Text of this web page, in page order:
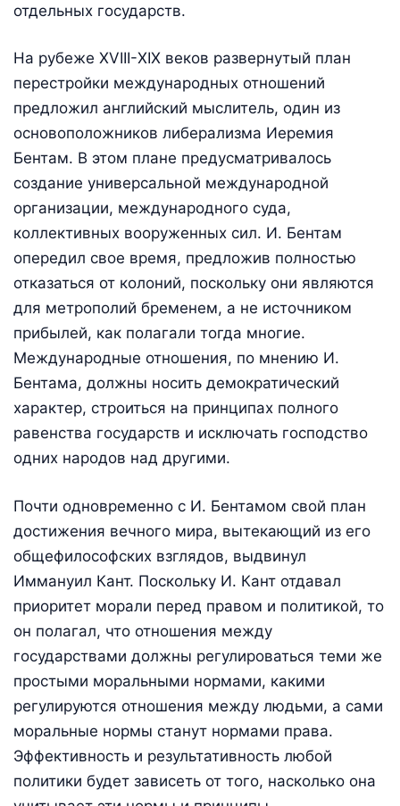
отдельных государств.
На рубеже ХVIII-ХIХ веков развернутый план
перестройки международных отношений
предложил английский мыслитель, один из
основоположников либерализма Иеремия
Бентам. В этом плане предусматривалось
создание универсальной международной
организации, международного суда,
коллективных вооруженных сил. И. Бентам
опередил свое время, предложив полностью
отказаться от колоний, поскольку они являются
для метрополий бременем, а не источником
прибылей, как полагали тогда многие.
Международные отношения, по мнению И.
Бентама, должны носить демократический
характер, строиться на принципах полного
равенства государств и исключать господство
одних народов над другими.
Почти одновременно с И. Бентамом свой план
достижения вечного мира, вытекающий из его
общефилософских взглядов, выдвинул
Иммануил Кант. Поскольку И. Кант отдавал
приоритет морали перед правом и политикой, то
он полагал, что отношения между
государствами должны регулироваться теми же
простыми моральными нормами, какими
регулируются отношения между людьми, а сами
моральные нормы станут нормами права.
Эффективность и результативность любой
политики будет зависеть от того, насколько она